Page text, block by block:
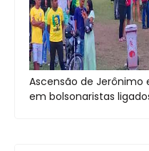
Ascensão de
em bolsonaristas